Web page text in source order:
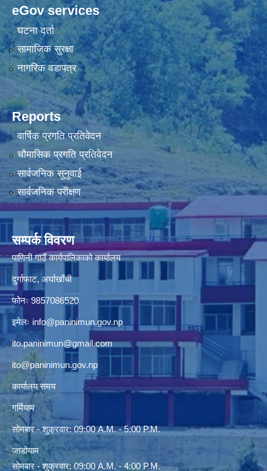
eGov services
घटना दर्ता
सामाजिक सुरक्षा
नागरिक वडापत्र
Reports
वार्षिक प्रगति प्रतिवेदन
चौमासिक प्रगति प्रतिवेदन
सार्वजनिक सुनुवाई
सार्वजनिक परीक्षण
सम्पर्क विवरण
पाणिनी गाउँ कार्यपालिकाको कार्यालय
दुर्गाफाट, अर्घाखाँची
फोनः 9857086520
इमेलः info@paninimun.gov.np
ito.paninimun@gmail.com
ito@paninimun.gov.np
कार्यालय समय
गर्मियाम
सोमबार - शुक्रवार: 09:00 A.M. - 5:00 P.M.
जाडोयाम
सोमबार - शुक्रवार: 09:00 A.M. - 4:00 P.M.